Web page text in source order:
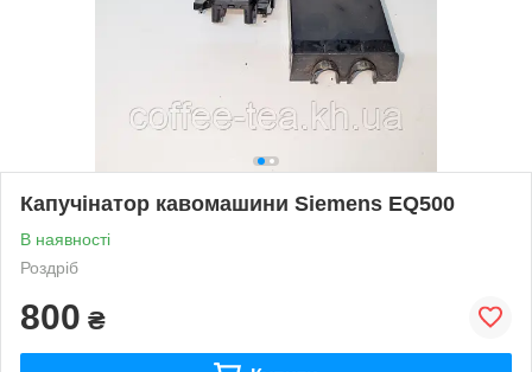
Капучінатор кавомашини Siemens EQ500
В наявності
Роздріб
800 ₴